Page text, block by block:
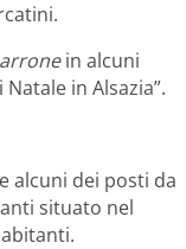
in alcuni
in Alsazia”.
alcuni dei posti da
situato nel